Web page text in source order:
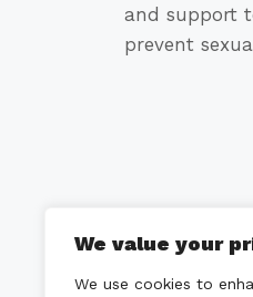
We value your
We use cookies to
and support
prevent